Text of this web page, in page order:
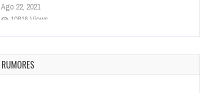
Ago 22, 2021
10816 Views
La configuración de Call of Duty 2021 aparentemente
Ago 8, 2021
10002 Views
RUMORES